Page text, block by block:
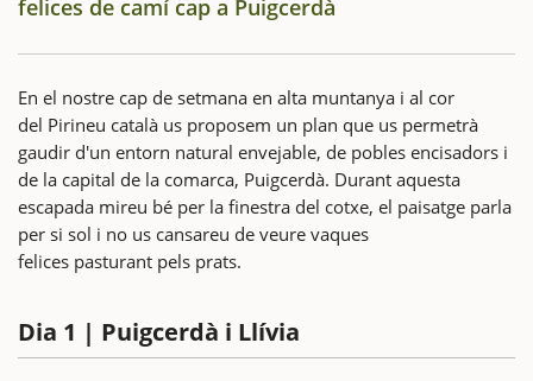
felices de camí cap a Puigcerdà
En el nostre cap de setmana en alta muntanya i al cor
del Pirineu català us proposem un plan que us permetrà
gaudir d'un entorn natural envejable, de pobles encisadors i
de la capital de la comarca, Puigcerdà. Durant aquesta
escapada mireu bé per la finestra del cotxe, el paisatge parla
per si sol i no us cansareu de veure vaques
felices pasturant pels prats.
Dia 1 | Puigcerdà i Llívia